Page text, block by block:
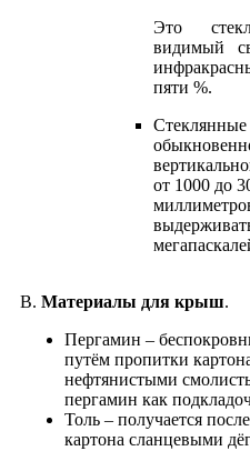
Это
видимый
пяти %.
от 1000 до
В. Материалы для крыш.
Пергамин –
путём пропитки
нефтянистыми
пергамин как
Толь – получается
картона сланцевыми